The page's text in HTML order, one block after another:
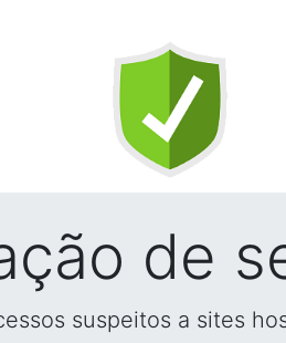
de
suspeitos a sites